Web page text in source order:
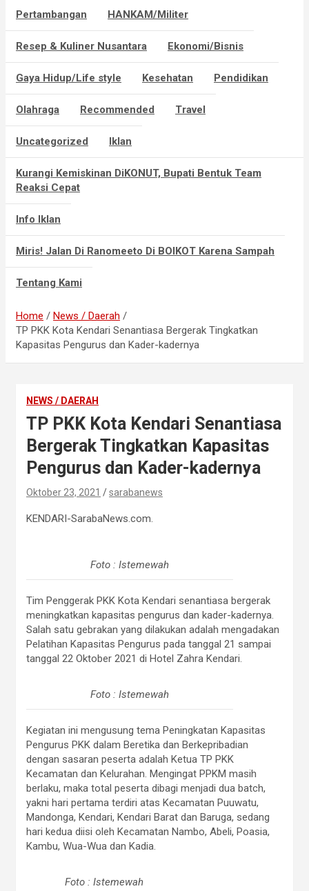
Pertambangan HANKAM/Militer
Resep & Kuliner Nusantara Ekonomi/Bisnis
Gaya Hidup/Life style Kesehatan Pendidikan
Olahraga Recommended Travel
Uncategorized Iklan
Kurangi Kemiskinan DiKONUT, Bupati Bentuk Team
Reaksi Cepat
Info Iklan
Miris! Jalan Di Ranomeeto Di BOIKOT Karena Sampah
Tentang Kami
Home
News / Daerah
TP PKK Kota Kendari Senantiasa Bergerak Tingkatkan
Kapasitas Pengurus dan Kader-kadernya
NEWS / DAERAH
TP PKK Kota Kendari Senantiasa
Bergerak Tingkatkan Kapasitas
Pengurus dan Kader-kadernya
Oktober 23, 2021 sarabanews
KENDARI-SarabaNews.com.
Foto : Istemewah
Tim Penggerak PKK Kota Kendari senantiasa bergerak
meningkatkan kapasitas pengurus dan kader-kadernya.
Salah satu gebrakan yang dilakukan adalah mengadakan
Pelatihan Kapasitas Pengurus pada tanggal 21 sampai
tanggal 22 Oktober 2021 di Hotel Zahra Kendari.
Foto : Istemewah
Kegiatan ini mengusung tema Peningkatan Kapasitas
Pengurus PKK dalam Beretika dan Berkepribadian
dengan sasaran peserta adalah Ketua TP PKK
Kecamatan dan Kelurahan. Mengingat PPKM masih
berlaku, maka total peserta dibagi menjadi dua batch,
yakni hari pertama terdiri atas Kecamatan Puuwatu,
Mandonga, Kendari, Kendari Barat dan Baruga, sedang
hari kedua diisi oleh Kecamatan Nambo, Abeli, Poasia,
Kambu, Wua-Wua dan Kadia.
Foto : Istemewah